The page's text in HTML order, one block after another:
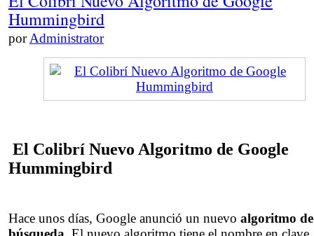
Hummingbird
porAdministrator
El Colibrí Nuevo Algoritmo de Google
Hummingbird
Hace unos días, Google anunció un nuevo algoritmo de